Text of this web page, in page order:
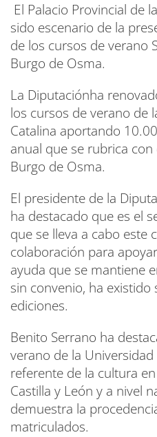
El Palacio Provincial de
sido escenario de la
de los cursos de verano
Burgo de Osma.
La Diputaciónha
los cursos de verano de
Catalina aportando
anual que se rubrica
Burgo de Osma.
El presidente de la
ha destacado que es el
que se lleva a cabo este
colaboración para
ayuda que se mantiene
sin convenio, ha
ediciones.
Benito Serrano ha
verano de la
referente de la cultura
Castilla y León y a nivel
demuestra la
matriculados.